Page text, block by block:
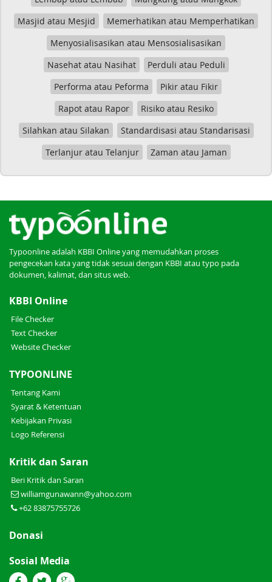
Masjid atau Mesjid
Memerhatikan atau Memperhatikan
Menyosialisasikan atau Mensosialisasikan
Nasehat atau Nasihat
Perduli atau Peduli
Performa atau Peforma
Pikir atau Fikir
Rapot atau Rapor
Risiko atau Resiko
Silahkan atau Silakan
Standardisasi atau Standarisasi
Terlanjur atau Telanjur
Zaman atau Jaman
Typoonline adalah KBBI Online yang memudahkan proses
pengecekan kata yang tidak sesuai dengan KBBI atau typo pada
dokumen, kalimat, dan situs web.
KBBI Online
File Checker
Text Checker
Website Checker
TYPOONLINE
Tentang Kami
Syarat & Ketentuan
Kebijakan Privasi
Logo Referensi
Kritik dan Saran
Beri Kritik dan Saran
williamgunawann@yahoo.com
+62 83875755726
Donasi
Sosial Media